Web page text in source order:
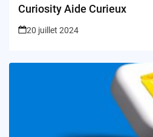
Curiosity Aide Curieux
20 juillet 2024